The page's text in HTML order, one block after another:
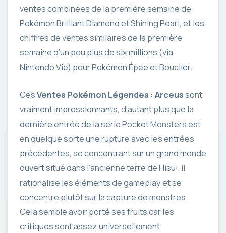
ventes combinées de la première semaine de
Pokémon Brilliant Diamond et Shining Pearl, et les
chiffres de ventes similaires de la première
semaine d’un peu plus de six millions (via
Nintendo Vie) pour Pokémon Épée et Bouclier.
CesVentes Pokémon Légendes : Arceussont
vraiment impressionnants, d’autant plus que la
dernière entrée de la série Pocket Monsters est
en quelque sorte une rupture avec les entrées
précédentes, se concentrant sur un grand monde
ouvert situé dans l’ancienne terre de Hisui. Il
rationalise les éléments de gameplay et se
concentre plutôt sur la capture de monstres.
Cela semble avoir porté ses fruits car les
critiques sont assez universellement